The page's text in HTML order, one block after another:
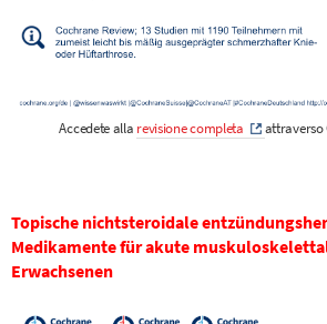
Accedete alla revisione completa attraverso
Topische nichtsteroidale
Medikamente für akute
Erwachsenen